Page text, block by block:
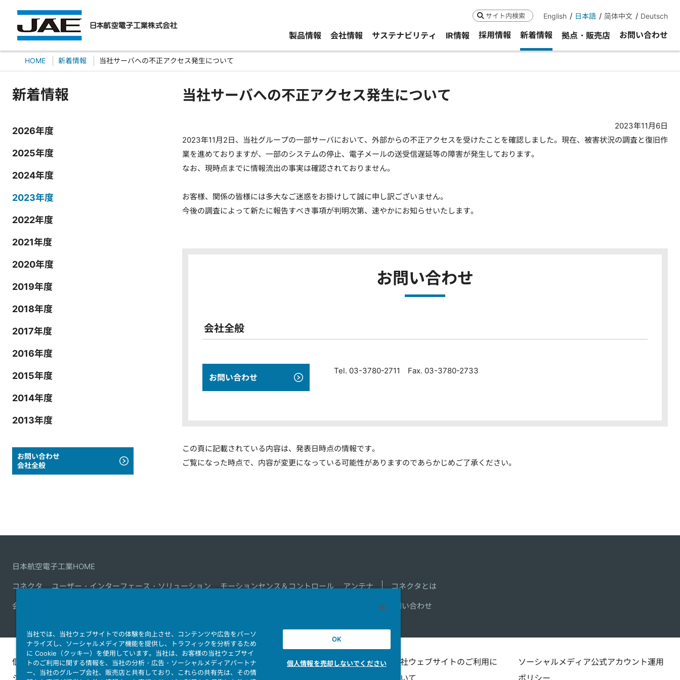
検索 English 日本語 简体中文 Deutsch
製品情報 会社情報 サステナビリティ IR情報 採用情報 新着情報 拠点・販売店 お問い合わせ
HOME 新着情報 当社サーバへの不正アクセス発生について
新着情報
2026年度
2025年度
2024年度
2023年度
2022年度
2021年度
2020年度
2019年度
2018年度
2017年度
2016年度
2015年度
2014年度
2013年度
お問い合わせ
会社全般
当社サーバへの不正アクセス発生について
2023年11月6日
2023年11月2日、当社グループの一部サーバにおいて、外部からの不正アクセスを受けたことを確認しました。現在、被害状況の調査と復旧作
業を進めておりますが、一部のシステムの停止、電子メールの送受信遅延等の障害が発生しております。
なお、現時点までに情報流出の事実は確認されておりません。
お客様、関係の皆様には多大なご迷惑をお掛けして誠に申し訳ございません。
今後の調査によって新たに報告すべき事項が判明次第、速やかにお知らせいたします。
お問い合わせ
会社全般
お問い合わせ
Tel. 03-3780-2711 Fax. 03-3780-2733
この頁に記載されている内容は、発表日時点の情報です。
ご覧になった時点で、内容が変更になっている可能性がありますのであらかじめご了承ください。
日本航空電子工業HOME
コネクタ ユーザー・インターフェース・ソリューション モーションセンス＆コントロール アンテナ コネクタとは
会社情報 お問い合わせ
個人情報保護ポリ
シー
JAE Cookie
Policy
ウェブアクセシビリテ
ィ方針
マイナンバー情報保護ポ
当社ウェブサイトのご利用に
ついて
ソーシャルメディア公式アカウント運用
ポリシー
当社では、当社ウェブサイトでの体験を向上させ、コンテンツや広告をパーソ
ナライズし、ソーシャルメディア機能を提供し、トラフィックを分析するため
に Cookie（クッキー）を使用しています。当社は、お客様の当社ウェブサイ
トのご利用に関する情報を、当社の分析・広告・ソーシャルメディアパートナ
ー、当社のグループ会社、販売店と共有しており、これらの共有先は、その情
OK
個人情報を売却しないでください